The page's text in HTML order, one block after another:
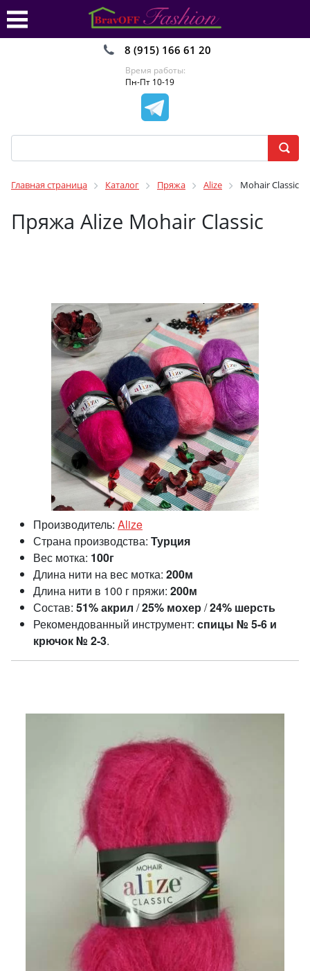
8 (915) 166 61 20
Время работы:
Пн-Пт 10-19
Главная страница Каталог Пряжа Alize Mohair Classic
Пряжа Alize Mohair Classic
Производитель: Alize
Страна производства: Турция
Вес мотка: 100г
Длина нити на вес мотка: 200м
Длина нити в 100 г пряжи: 200м
Состав: 51% акрил /25% мохер /24% шерсть
Рекомендованный инструмент: спицы № 5-6 и
крючок № 2-3.